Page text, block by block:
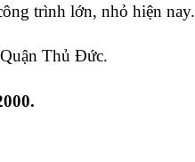
trình lớn, nhỏ hiện nay.
Thủ Đức.